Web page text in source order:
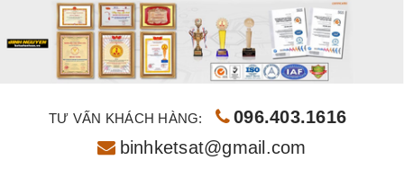
TƯ VẤN KHÁCH HÀNG:
096.403.1616
binhketsat@gmail.com